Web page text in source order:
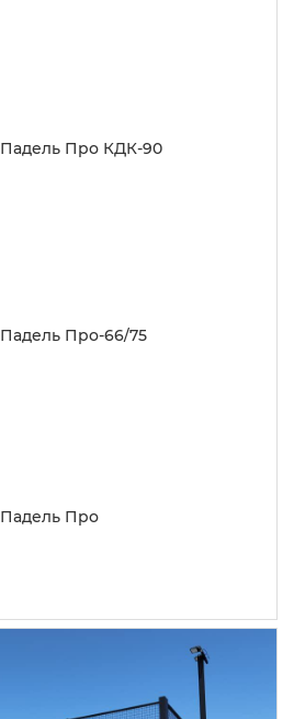
Падель Про КДК-90
Падель Про-66/75
Падель Про